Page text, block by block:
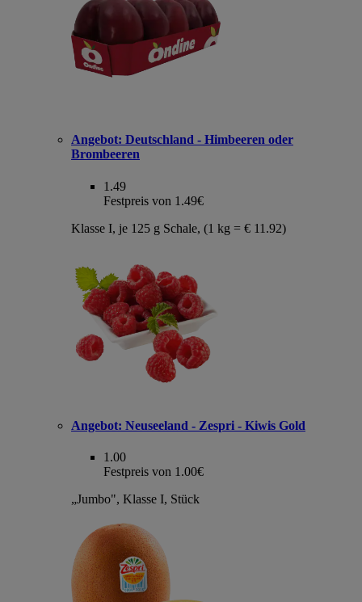
Angebot: Deutschland - Himbeeren oder
Brombeeren
1.49
Festpreis von 1.49€
Klasse I, je 125 g Schale, (1 kg = € 11.92)
Angebot: Neuseeland - Zespri - Kiwis Gold
1.00
Festpreis von 1.00€
„Jumbo", Klasse I, Stück